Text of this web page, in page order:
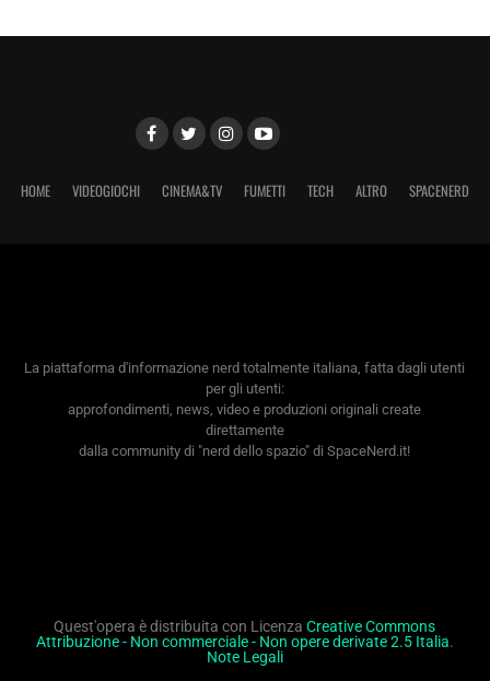
HOME VIDEOGIOCHI CINEMA&TV FUMETTI TECH ALTRO SPACENERD
La piattaforma d'informazione nerd totalmente italiana, fatta dagli utenti
per gli utenti:
approfondimenti, news, video e produzioni originali create
direttamente
dalla community di "nerd dello spazio" di SpaceNerd.it!
Quest'opera è distribuita con LicenzaCreative Commons
Attribuzione - Non commerciale - Non opere derivate 2.5 Italia.
Note Legali